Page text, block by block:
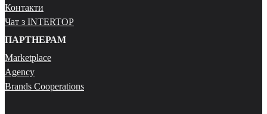
Контакти
Чат з INTERTOP
ПАРТНЕРАМ
Marketplace
Agency
Brands Cooperations